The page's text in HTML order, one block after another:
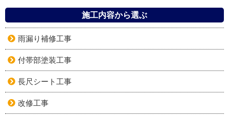
施工内容から選ぶ
雨漏り補修工事
付帯部塗装工事
長尺シート工事
改修工事